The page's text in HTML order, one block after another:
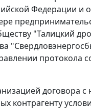
Федерации и
"Талицкий
протокола
договора с
контрагенту